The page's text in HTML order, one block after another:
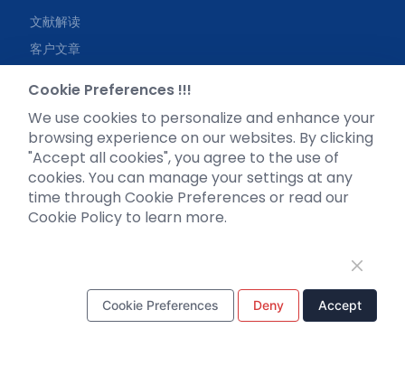
文献解读
客户文章
视频专区
常见问题
Cookie Preferences !!!
We use cookies to personalize and enhance your
browsing experience on our websites. By clicking
"Accept all cookies", you agree to the use of
cookies. You can manage your settings at any
time through Cookie Preferences or read our
Cookie Policy to learn more.
Cookie Preferences Deny Accept